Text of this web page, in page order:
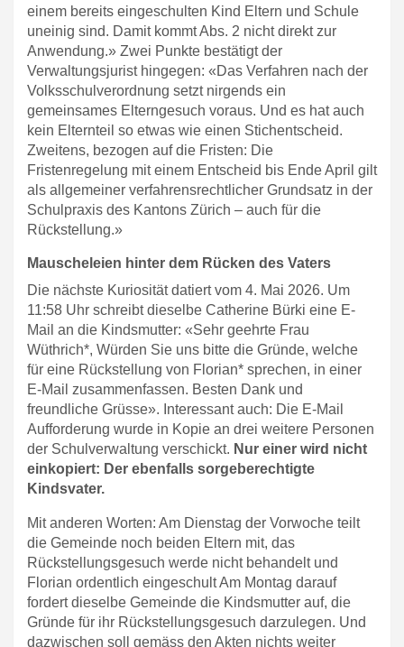
einem bereits eingeschulten Kind Eltern und Schule
uneinig sind. Damit kommt Abs. 2 nicht direkt zur
Anwendung.» Zwei Punkte bestätigt der
Verwaltungsjurist hingegen: «Das Verfahren nach der
Volksschulverordnung setzt nirgends ein
gemeinsames Elterngesuch voraus. Und es hat auch
kein Elternteil so etwas wie einen Stichentscheid.
Zweitens, bezogen auf die Fristen: Die
Fristenregelung mit einem Entscheid bis Ende April gilt
als allgemeiner verfahrensrechtlicher Grundsatz in der
Schulpraxis des Kantons Zürich – auch für die
Rückstellung.»
Mauscheleien hinter dem Rücken des Vaters
Die nächste Kuriosität datiert vom 4. Mai 2026. Um
11:58 Uhr schreibt dieselbe Catherine Bürki eine E-
Mail an die Kindsmutter: «Sehr geehrte Frau
Wüthrich*, Würden Sie uns bitte die Gründe, welche
für eine Rückstellung von Florian* sprechen, in einer
E-Mail zusammenfassen. Besten Dank und
freundliche Grüsse». Interessant auch: Die E-Mail
Aufforderung wurde in Kopie an drei weitere Personen
der Schulverwaltung verschickt. Nur einer wird nicht
einkopiert: Der ebenfalls sorgeberechtigte
Kindsvater.
Mit anderen Worten: Am Dienstag der Vorwoche teilt
die Gemeinde noch beiden Eltern mit, das
Rückstellungsgesuch werde nicht behandelt und
Florian ordentlich eingeschult Am Montag darauf
fordert dieselbe Gemeinde die Kindsmutter auf, die
Gründe für ihr Rückstellungsgesuch darzulegen. Und
dazwischen soll gemäss den Akten nichts weiter